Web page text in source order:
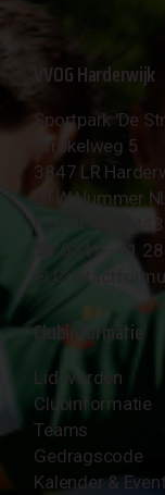
VVOG Harderwijk
Sportpark 'De
Strokelweg 5
3847 LR
BTW Nummer
KvK Nr
☎︎ 0341 - 41
✉︎
Clubinformatie
Lid worden
Clubinformatie
Teams
Gedragscode
Kalender &